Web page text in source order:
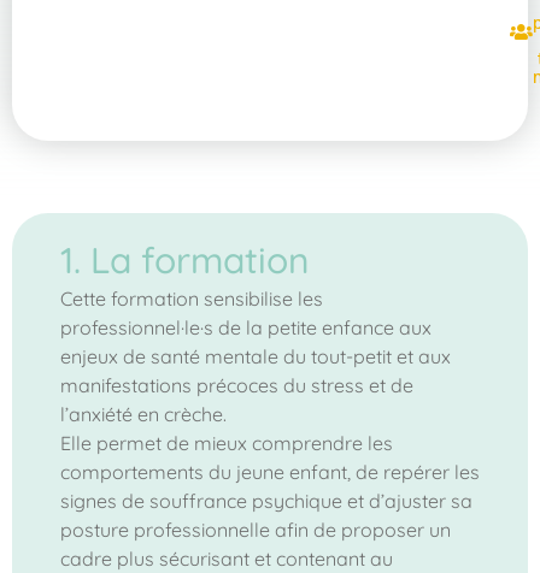
1. La formation
Cette formation sensibilise les
professionnel·le·s de la petite enfance aux
enjeux de santé mentale du tout-petit et aux
manifestations précoces du stress et de
l’anxiété en crèche.
Elle permet de mieux comprendre les
comportements du jeune enfant, de repérer les
signes de souffrance psychique et d’ajuster sa
posture professionnelle afin de proposer un
cadre plus sécurisant et contenant au